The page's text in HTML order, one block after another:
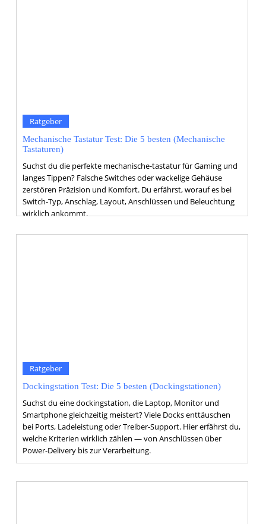
Ratgeber
Mechanische Tastatur Test: Die 5 besten (Mechanische
Tastaturen)
Suchst du die perfekte mechanische-tastatur für Gaming und
langes Tippen? Falsche Switches oder wackelige Gehäuse
zerstören Präzision und Komfort. Du erfährst, worauf es bei
Switch-Typ, Anschlag, Layout, Anschlüssen und Beleuchtung
wirklich ankommt.
Ratgeber
Dockingstation Test: Die 5 besten (Dockingstationen)
Suchst du eine dockingstation, die Laptop, Monitor und
Smartphone gleichzeitig meistert? Viele Docks enttäuschen
bei Ports, Ladeleistung oder Treiber-Support. Hier erfährst du,
welche Kriterien wirklich zählen — von Anschlüssen über
Power-Delivery bis zur Verarbeitung.